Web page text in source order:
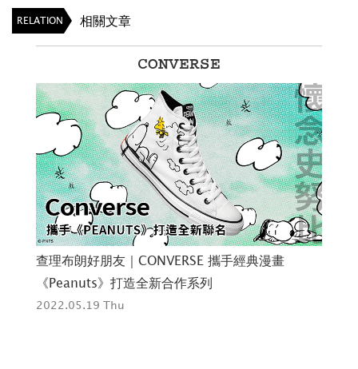
RELATION 相關文章
CONVERSE
查理布朗好朋友｜CONVERSE 攜手經典漫畫
《Peanuts》打造全新合作系列
2022.05.19 Thu